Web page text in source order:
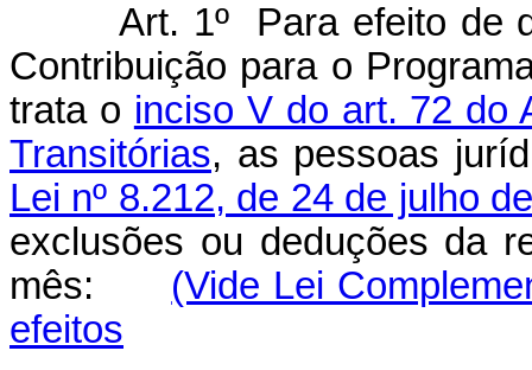
Art. 1º Para efeito de
Contribuição para o
trata o inciso V do art. 72 do
Transitórias, as pessoas
Lei nº 8.212, de 24 de julho
exclusões ou deduções da
mês: (Vide Lei
efeitos